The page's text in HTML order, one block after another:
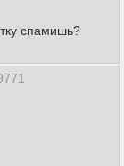
спамишь?